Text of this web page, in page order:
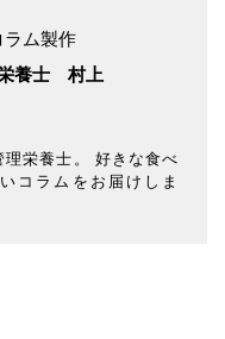
ラム製作
養士 村上
栄養士。 好きな食べ
コラムをお届けしま